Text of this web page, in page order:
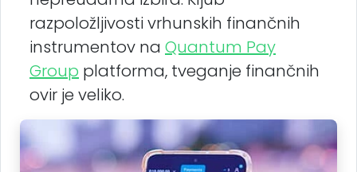
razpoložljivosti vrhunskih finančnih
instrumentov na Quantum Pay
Group platforma, tveganje finančnih
ovir je veliko.